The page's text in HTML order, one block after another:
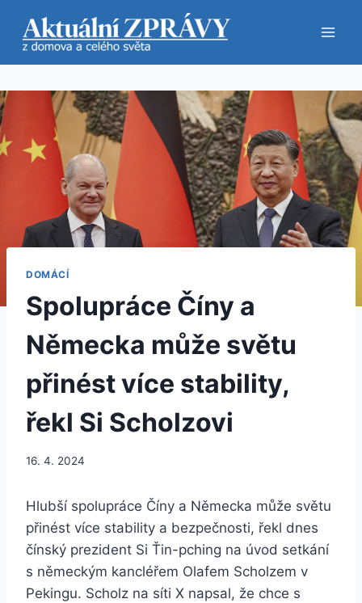
obsah
DOMÁCÍ
Spolupráce Číny a
Německa může světu
přinést více stability,
řekl Si Scholzovi
16. 4. 2024
Hlubší spolupráce Číny a Německa může světu
přinést více stability a bezpečnosti, řekl dnes
čínský prezident Si Ťin-pching na úvod setkání
s německým kancléřem Olafem Scholzem v
Pekingu. Scholz na síti X napsal, že chce s